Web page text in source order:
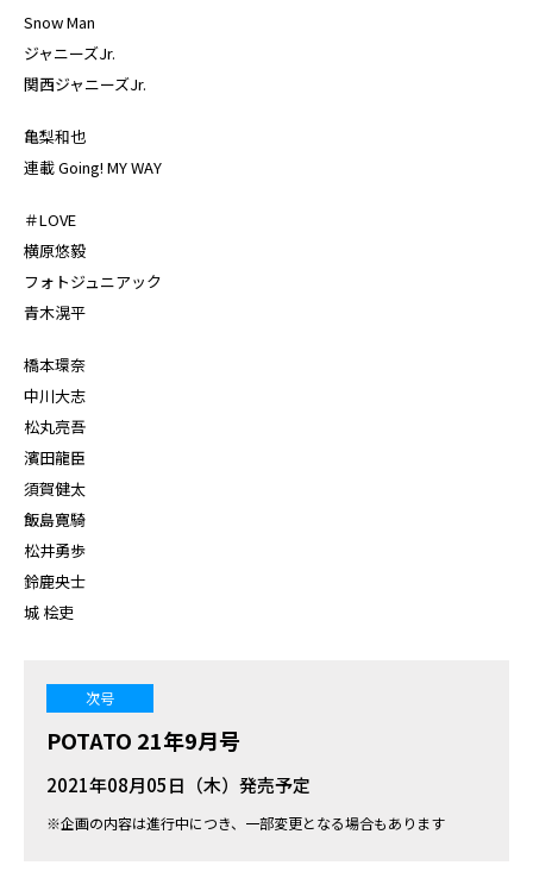
Snow Man
ジャニーズJr.
関西ジャニーズJr.
亀梨和也
連載 Going! MY WAY
＃LOVE
横原悠毅
フォトジュニアック
青木滉平
橋本環奈
中川大志
松丸亮吾
濱田龍臣
須賀健太
飯島寛騎
松井勇歩
鈴鹿央士
城 桧吏
次号
POTATO 21年9月号
2021年08月05日（木）発売予定
※企画の内容は進行中につき、一部変更となる場合もあります